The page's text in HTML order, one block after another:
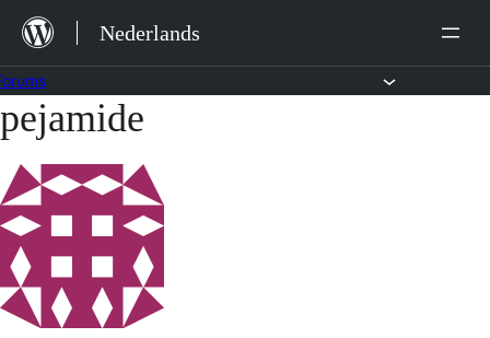
naar
de
inhoud
Nederlands
Ga
naar
de
inhoud
pejamide